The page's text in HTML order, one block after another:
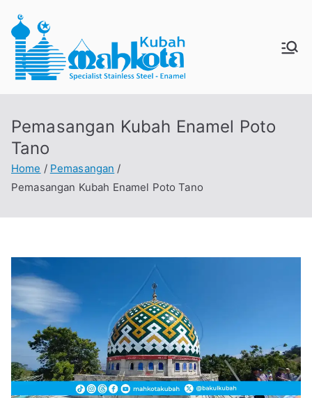
MAHKO
H
Jual Kubah Masjid
Pemasangan Kubah Enamel Poto
Tano
Home
Pemasangan
Pemasangan Kubah Enamel Poto Tano